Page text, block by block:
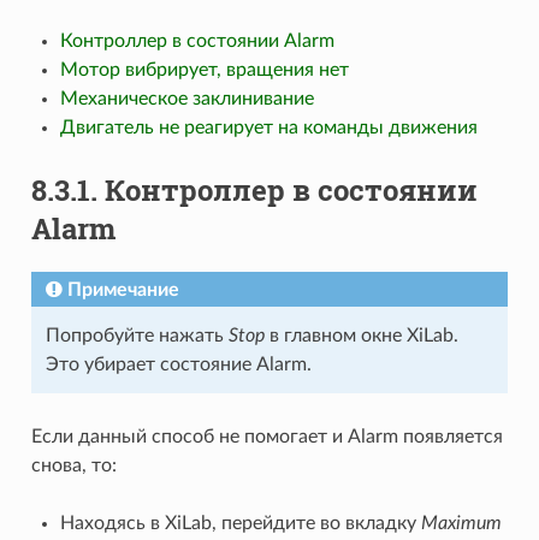
Контроллер в состоянии Alarm
Мотор вибрирует, вращения нет
Механическое заклинивание
Двигатель не реагирует на команды движения
8.3.1. Контроллер в состоянии
Alarm
Примечание
Попробуйте нажать Stopв главном окне XiLab.
Это убирает состояние Alarm.
Если данный способ не помогает и Alarm появляется
снова, то:
Находясь в XiLab, перейдите во вкладку Maximum